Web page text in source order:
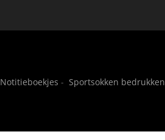
Notitieboekjes - Sportsokken bedrukken